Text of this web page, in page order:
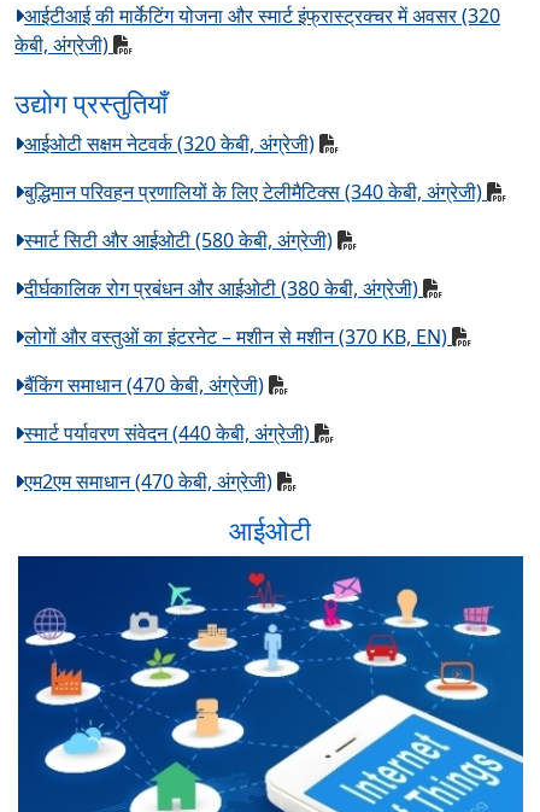
आईटीआई की मार्केटिंग योजना और स्मार्ट इंफ्रास्ट्रक्चर में अवसर (320
केबी, अंग्रेजी)
उद्योग प्रस्तुतियाँ
आईओटी सक्षम नेटवर्क (320 केबी, अंग्रेजी)
बुद्धिमान परिवहन प्रणालियों के लिए टेलीमैटिक्स (340 केबी, अंग्रेजी)
स्मार्ट सिटी और आईओटी (580 केबी, अंग्रेजी)
दीर्घकालिक रोग प्रबंधन और आईओटी (380 केबी, अंग्रेजी)
लोगों और वस्तुओं का इंटरनेट – मशीन से मशीन (370 KB, EN)
बैंकिंग समाधान (470 केबी, अंग्रेजी)
स्मार्ट पर्यावरण संवेदन (440 केबी, अंग्रेजी)
एम2एम समाधान (470 केबी, अंग्रेजी)
आईओटी